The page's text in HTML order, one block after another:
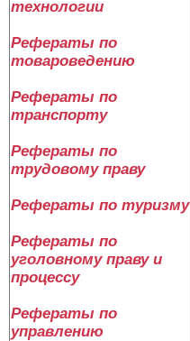
технологии
Рефераты по
товароведению
Рефераты по
транспорту
Рефераты по
трудовому праву
Рефераты по туризму
Рефераты по
уголовному праву и
процессу
Рефераты по
управлению